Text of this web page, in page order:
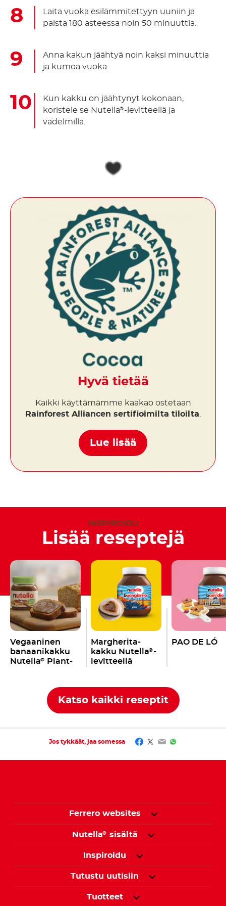
Laita vuoka esilämmitettyyn uuniin ja
paista 180 asteessa noin 50 minuuttia.
Anna kakun jäähtyä noin kaksi minuuttia
ja kumoa vuoka.
Kun kakku on jäähtynyt kokonaan,
koristele se Nutella® -levitteellä ja
vadelmilla.
Hyvä tietää
Kaikki käyttämämme kaakao ostetaan
Rainforest Alliancen sertifioimilta tiloilta
Lue lisää
INSPIROIDU
Lisää reseptejä
Vegaaninen
banaanikakku
Nutella®
Plant-
Margherita-
kakku Nutella®-
levitteellä
PAO DE LÓ
Katso kaikki reseptit
Jos tykkäät, jaa somessa Facebook
Twitter
EmailWhatsApp
Ferrero websites
Nutella® sisältä
Inspiroidu
Tutustu uutisiin
Tuotteet